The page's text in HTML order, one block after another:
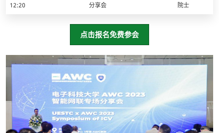
12:20
分享会
院士
点击报名免费参会